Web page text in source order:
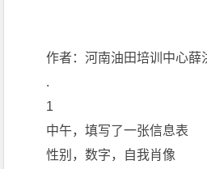
作者：河南油田培训中心薛
.
1
中午，填写了一张信息表
性别，数字，自我肖像